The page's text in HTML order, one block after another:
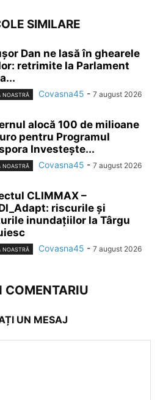
SIMILARE
Dan ne lasă în ghearele
retrimite la Parlament
NOASTRĂ Covasna45 - 7 august 2026
alocă 100 de milioane
pentru Programul
Investește...
NOASTRĂ Covasna45 - 7 august 2026
CLIMMAX –
riscurile și
inundațiilor la Târgu
NOASTRĂ Covasna45 - 7 august 2026
COMENTARIU
UN MESAJ